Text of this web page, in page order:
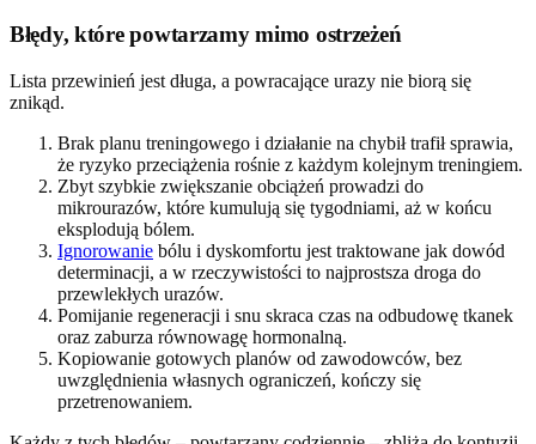
Błędy, które powtarzamy mimo ostrzeżeń
Lista przewinień jest długa, a powracające urazy nie biorą się
znikąd.
Brak planu treningowego i działanie na chybił trafił sprawia,
że ryzyko przeciążenia rośnie z każdym kolejnym treningiem.
Zbyt szybkie zwiększanie obciążeń prowadzi do
mikrourazów, które kumulują się tygodniami, aż w końcu
eksplodują bólem.
Ignorowanie bólu i dyskomfortu jest traktowane jak dowód
determinacji, a w rzeczywistości to najprostsza droga do
przewlekłych urazów.
Pomijanie regeneracji i snu skraca czas na odbudowę tkanek
oraz zaburza równowagę hormonalną.
Kopiowanie gotowych planów od zawodowców, bez
uwzględnienia własnych ograniczeń, kończy się
przetrenowaniem.